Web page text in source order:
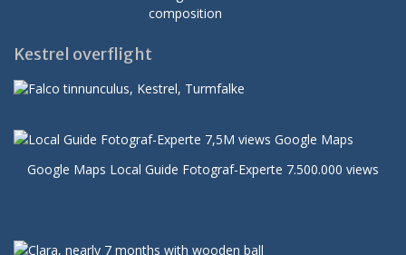
Kestrel overflight
Google Maps Local Guide Fotograf-Experte 7.500.000 views